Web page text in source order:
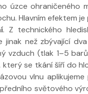
úzce ohraničeného
Hlavním efektem je
. Z technického
jinak než zbývající
vzduch (tlak 1–5
který se tkání šíří do
vlnu
předního světového